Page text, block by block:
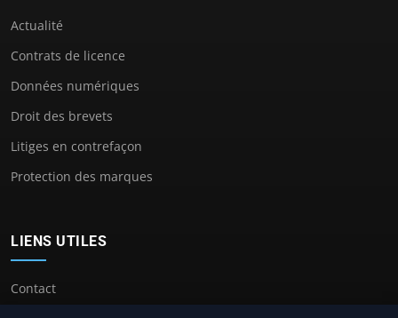
Actualité
Contrats de licence
Données numériques
Droit des brevets
Litiges en contrefaçon
Protection des marques
LIENS UTILES
Contact